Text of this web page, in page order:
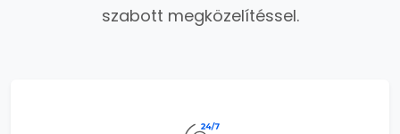
szabott megközelítéssel.